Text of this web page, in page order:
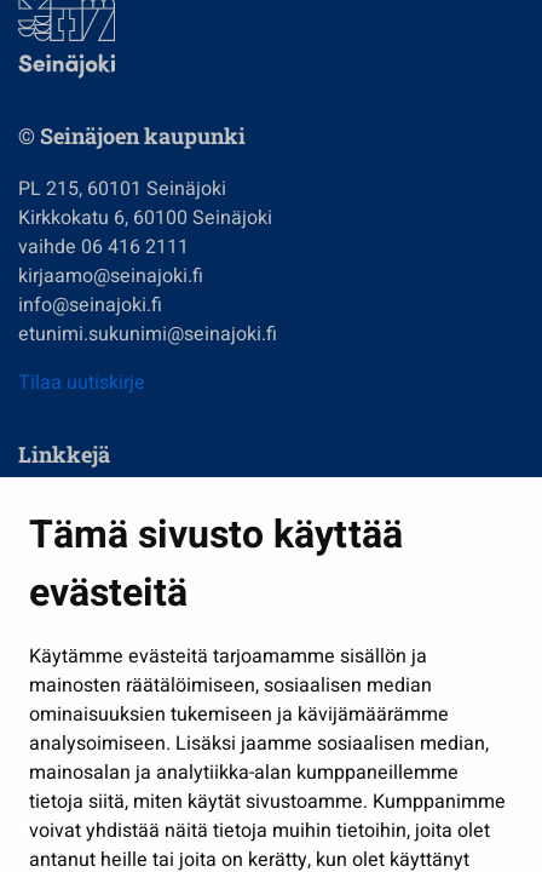
Tämä sivusto käyttää
evästeitä
Käytämme evästeitä tarjoamamme sisällön ja
mainosten räätälöimiseen, sosiaalisen median
ominaisuuksien tukemiseen ja kävijämäärämme
analysoimiseen. Lisäksi jaamme sosiaalisen median,
mainosalan ja analytiikka-alan kumppaneillemme
tietoja siitä, miten käytät sivustoamme. Kumppanimme
voivat yhdistää näitä tietoja muihin tietoihin, joita olet
antanut heille tai joita on kerätty, kun olet käyttänyt
© Seinäjoen kaupunki
PL 215, 60101 Seinäjoki
Kirkkokatu 6, 60100 Seinäjoki
vaihde 06 416 2111
kirjaamo@seinajoki.fi
info@seinajoki.fi
etunimi.sukunimi@seinajoki.fi
Tilaa uutiskirje
Linkkejä
Kasvatus ja opetus
Kulttuuri ja liikunta
Työ ja yrittäminen
Osallistu ja asioi
Näytä omat evästeasetukseni
Seuraa meitä